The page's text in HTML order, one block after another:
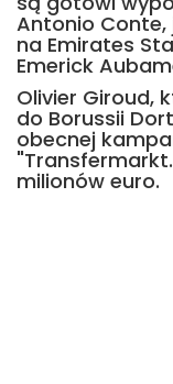
Antonio Conte,
na Emirates
Emerick
Olivier Giroud,
do Borussii
obecnej
milionów euro.